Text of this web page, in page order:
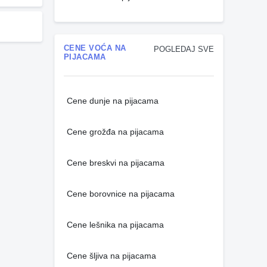
POGLEDAJ SVE
CENE VOĆA NA
PIJACAMA
Cene dunje na pijacama
Cene grožđa na pijacama
Cene breskvi na pijacama
Cene borovnice na pijacama
Cene lešnika na pijacama
Cene šljiva na pijacama